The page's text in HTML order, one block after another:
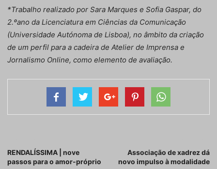
*Trabalho realizado por Sara Marques e Sofia Gaspar, do
2.ºano da Licenciatura em Ciências da Comunicação
(Universidade Autónoma de Lisboa), no âmbito da criação
de um perfil para a cadeira de Atelier de Imprensa e
Jornalismo Online, como elemento de avaliação.
RENDALÍSSIMA | nove
passos para o amor-próprio
Associação de xadrez dá
novo impulso à modalidade